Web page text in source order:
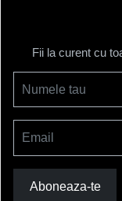
Fii la curent cu
Numele tau
Email
Aboneaza-te